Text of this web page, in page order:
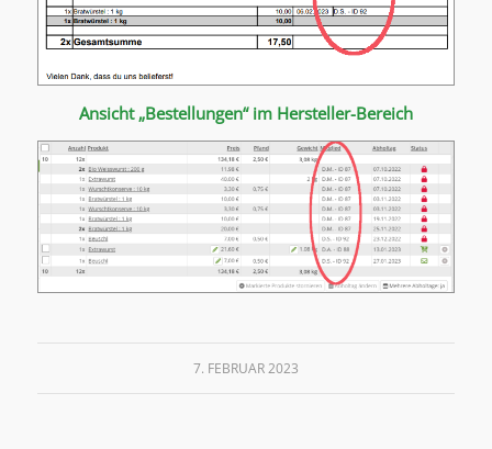
Ansicht „Bestellungen“ im Hersteller-Bereich
7. FEBRUAR 2023